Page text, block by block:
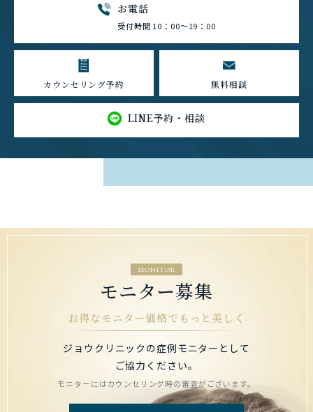
お電話
受付時間 10：00～19：00
カウンセリング予約 無料相談
LINE予約・相談
MONITOR
モニター募集
お得なモニター価格でもっと美しく
ジョウクリニックの症例モニターとして
ご協力ください。
モニターにはカウンセリング時の審査がございます。